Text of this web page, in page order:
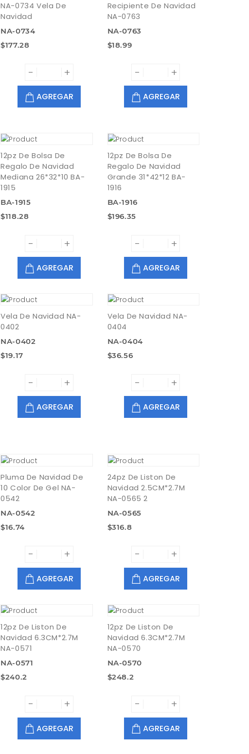
NA-0734 Vela De
Navidad
NA-0734
$177.28
- +
AGREGAR
Recipiente De Navidad
NA-0763
NA-0763
$18.99
- +
AGREGAR
12pz De Bolsa De
Regalo De Navidad
Mediana 26*32*10 BA-
1915
BA-1915
$118.28
- +
AGREGAR
12pz De Bolsa De
Regalo De Navidad
Grande 31*42*12 BA-
1916
BA-1916
$196.35
- +
AGREGAR
Vela De Navidad NA-
0402
NA-0402
$19.17
- +
AGREGAR
Vela De Navidad NA-
0404
NA-0404
$36.56
- +
AGREGAR
Pluma De Navidad De
10 Color De Gel NA-
0542
NA-0542
$16.74
- +
AGREGAR
24pz De Liston De
Navidad 2.5CM*2.7M
NA-0565 2
NA-0565
$316.8
- +
AGREGAR
12pz De Liston De
Navidad 6.3CM*2.7M
NA-0571
NA-0571
$240.2
- +
AGREGAR
12pz De Liston De
Navidad 6.3CM*2.7M
NA-0570
NA-0570
$248.2
- +
AGREGAR